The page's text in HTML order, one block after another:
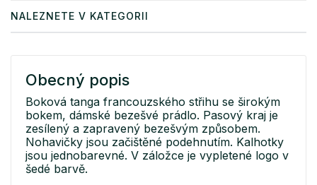
NALEZNETE V KATEGORII
Obecný popis
Boková tanga francouzského střihu se širokým
bokem, dámské bezešvé prádlo. Pasový kraj je
zesílený a zapravený bezešvým způsobem.
Nohavičky jsou začištěné podehnutím. Kalhotky
jsou jednobarevné. V záložce je vypletené logo v
šedé barvě.